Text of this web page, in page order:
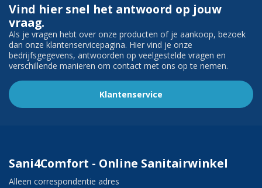
Vind hier snel het antwoord op jouw
vraag.
Als je vragen hebt over onze producten of je aankoop, bezoek
dan onze klantenservicepagina. Hier vind je onze
bedrijfsgegevens, antwoorden op veelgestelde vragen en
verschillende manieren om contact met ons op te nemen.
Klantenservice
Sani4Comfort - Online Sanitairwinkel
Alleen correspondentie adres